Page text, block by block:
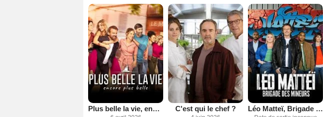
Plus belle la vie, encore plus belle C'est qui le chef ? Léo Matteï, Brigade des mineurs